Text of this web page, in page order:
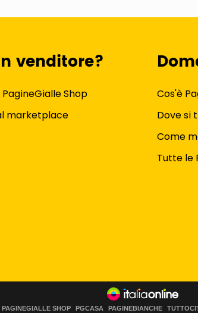
venditore?
Shop
marketplace
Cos'è
Dove si
Come
Tutte le
PAGINEGIALLE SHOP PGCASA PAGINEBIANCHE